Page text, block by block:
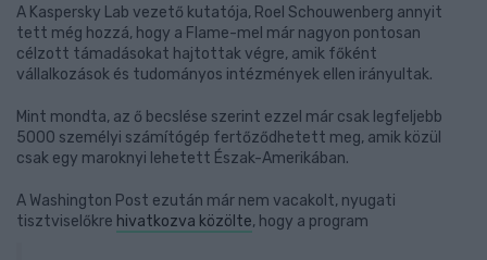
A Kaspersky Lab vezető kutatója, Roel Schouwenberg annyit
tett még hozzá, hogy a Flame-mel már nagyon pontosan
célzott támadásokat hajtottak végre, amik főként
vállalkozások és tudományos intézmények ellen irányultak.
Mint mondta, az ő becslése szerint ezzel már csak legfeljebb
5000 személyi számítógép fertőződhetett meg, amik közül
csak egy maroknyi lehetett Észak-Amerikában.
A Washington Post ezután már nem vacakolt, nyugati
tisztviselőkre hivatkozva közölte, hogy a program